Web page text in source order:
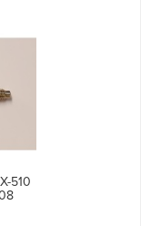
510